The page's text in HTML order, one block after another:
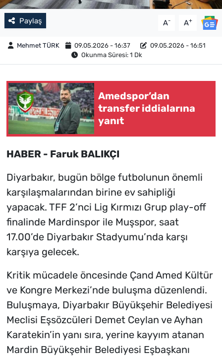
Paylaş A- A+
Mehmet TÜRK 09.05.2026 - 16:37
09.05.2026 - 16:51
Okunma Süresi: 1 Dk
Amedspor’dan
transfer iddialarına
yanıt
HABER - Faruk BALIKÇI
Diyarbakır, bugün bölge futbolunun önemli
karşılaşmalarından birine ev sahipliği
yapacak. TFF 2’nci Lig Kırmızı Grup play-off
finalinde Mardinspor ile Muşspor, saat
17.00’de Diyarbakır Stadyumu’nda karşı
karşıya gelecek.
Kritik mücadele öncesinde Çand Amed Kültür
ve Kongre Merkezi’nde buluşma düzenlendi.
Buluşmaya, Diyarbakır Büyükşehir Belediyesi
Meclisi Eşsözcüleri Demet Ceylan ve Ayhan
Karatekin’in yanı sıra, yerine kayyım atanan
Mardin Büyükşehir Belediyesi Eşbaşkanı